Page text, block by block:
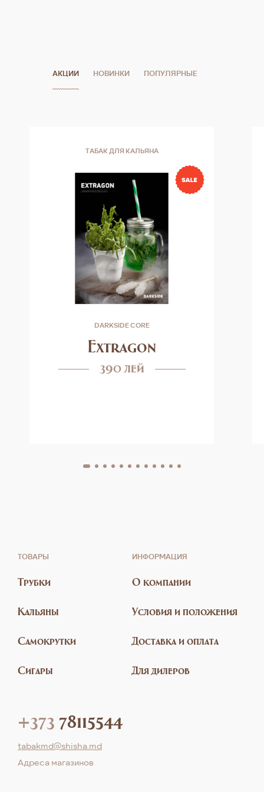
АКЦИИ НОВИНКИ ПОПУЛЯРНЫЕ
ТАБАК ДЛЯ КАЛЬЯНА
DARKSIDE CORE
Extragon
390 лей
ТОВАРЫ
Трубки
Кальяны
Самокрутки
Сигары
ИНФОРМАЦИЯ
О компании
Условия и положения
Доставка и оплата
Для дилеров
+373 78115544
tabakmd@shisha.md
Aдреса магазинов